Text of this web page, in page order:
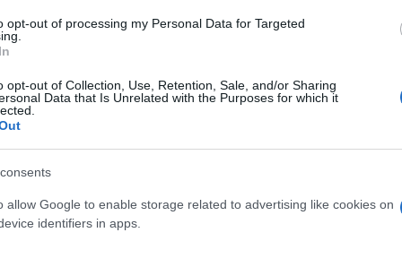
opt-out of processing my Personal Data for Targeted
opt-out of Collection, Use, Retention, Sale, and/or Sharing
Data that Is Unrelated with the Purposes for which it
allow Google to enable storage related to advertising like cookies on
identifiers in apps.
Βινύλιο στο επόμενο στάδιο. Ποιο είναι το
θα είναι το παιχνίδι Ποιος Θέλει Να Γίνει
αέρα», κατέληξε στο μήνυμά του ο Αντώνης
Flash.gr στην αναζήτηση της Google